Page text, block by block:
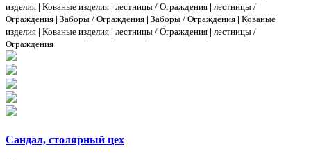
изделия | Кованые изделия | лестницы / Ограждения | лестницы /
Ограждения | Заборы / Ограждения | Заборы / Ограждения | Кованые
изделия | Кованые изделия | лестницы / Ограждения | лестницы /
Ограждения
Сандал, столярный цех